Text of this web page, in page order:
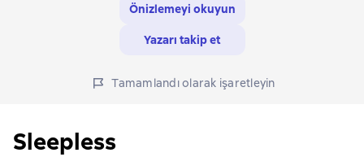
Önizlemeyi okuyun
Yazarı takip et
Tamamlandı olarak işaretleyin
Sleepless